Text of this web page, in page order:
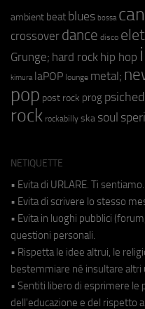
ambient beat blues bossa
crossover dance disco
Grunge; hard rock hip hop
kimura laPOP lounge metal;
pop post rock prog
rock rockabilly ska soul
NETIQUETTE
• Evita di URLARE. Ti sentiamo.
• Evita di scrivere lo stesso
• Evita in luoghi pubblici
questioni personali.
• Rispetta le idee altrui, le
bestemmiare né insultare altri
• Sentiti libero di esprimere le
dell'educazione e del rispetto